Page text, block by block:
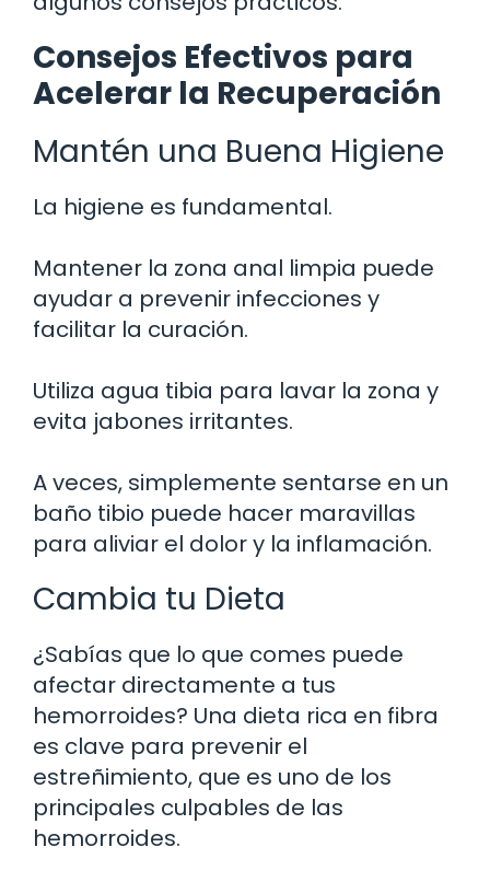
Consejos Efectivos para
Acelerar la Recuperación
Mantén una Buena Higiene
La higiene es fundamental.
Mantener la zona anal limpia puede
ayudar a prevenir infecciones y
facilitar la curación.
Utiliza agua tibia para lavar la zona y
evita jabones irritantes.
A veces, simplemente sentarse en un
baño tibio puede hacer maravillas
para aliviar el dolor y la inflamación.
Cambia tu Dieta
¿Sabías que lo que comes puede
afectar directamente a tus
hemorroides? Una dieta rica en fibra
es clave para prevenir el
estreñimiento, que es uno de los
principales culpables de las
hemorroides.